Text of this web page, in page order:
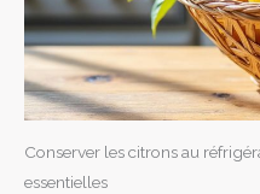
Conserver les citrons au
essentielles